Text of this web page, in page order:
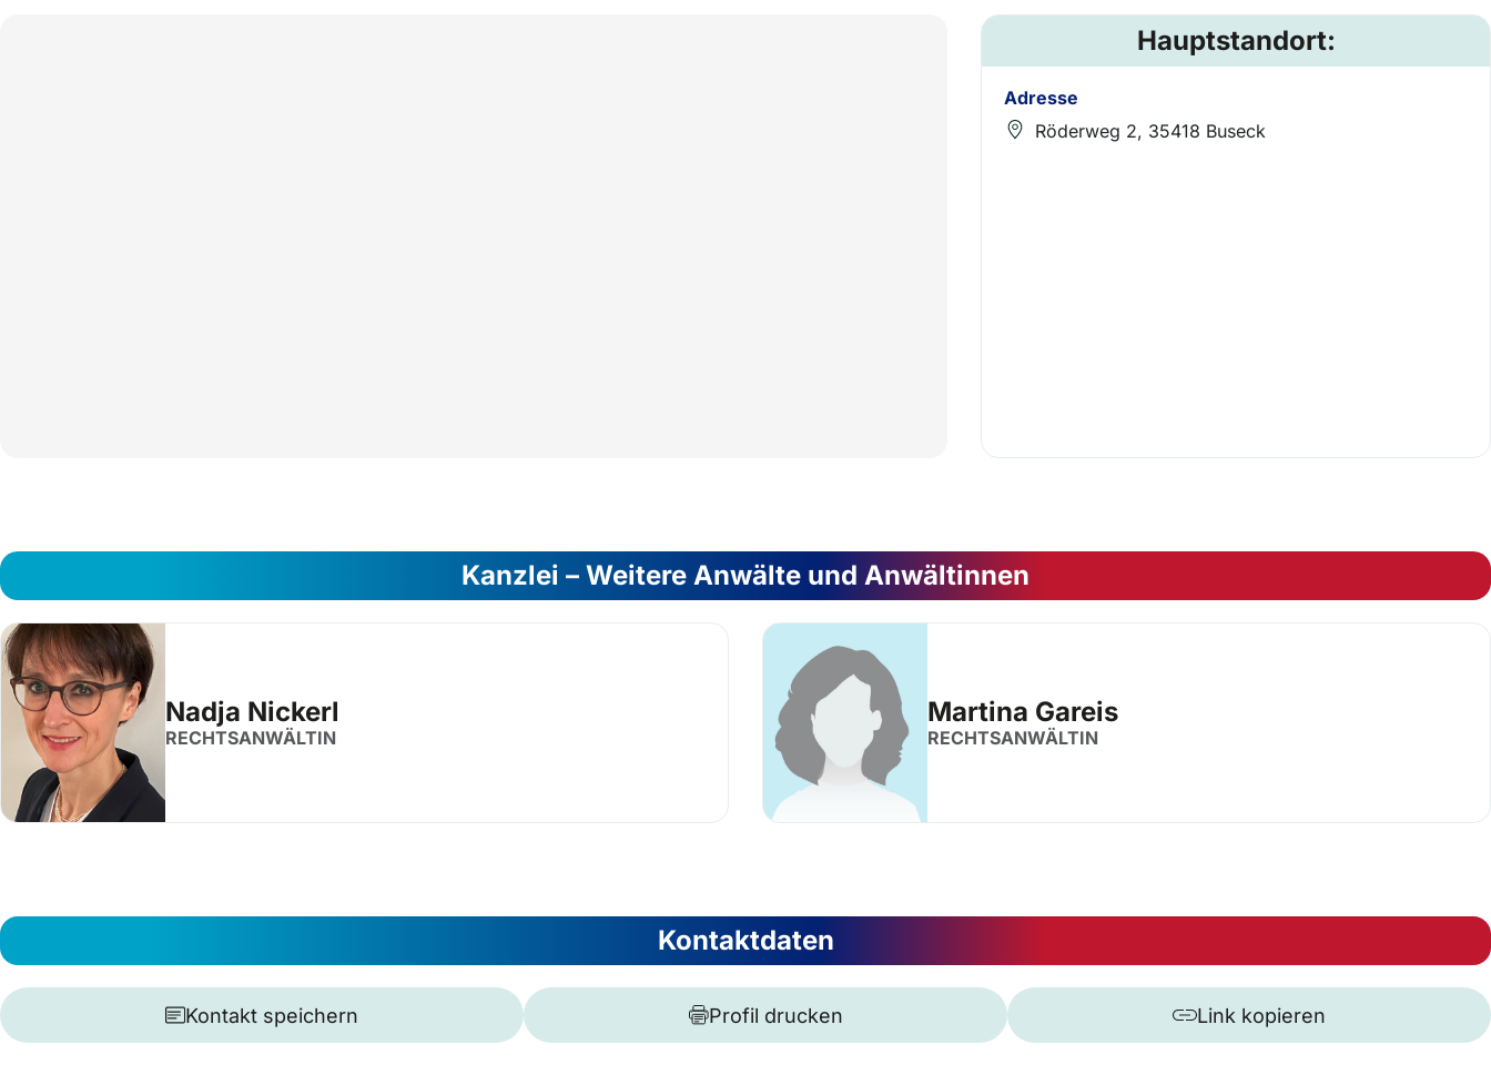
Hauptstandort:
Adresse
Röderweg 2, 35418 Buseck
Kanzlei – Weitere Anwälte und Anwältinnen
Nadja Nickerl
RECHTSANWÄLTIN
Martina Gareis
RECHTSANWÄLTIN
Kontaktdaten
Kontakt speichern Profil drucken Link kopieren